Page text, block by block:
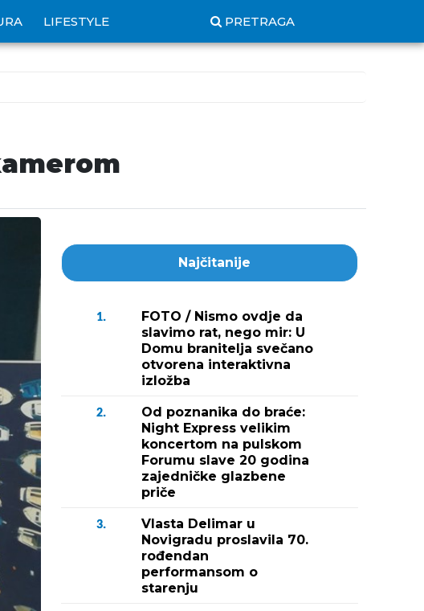
LIFESTYLE PRETRAGA
Najčitanije
1.
FOTO / Nismo ovdje da
slavimo rat, nego mir: U
Domu branitelja svečano
otvorena interaktivna
izložba
2.
Od poznanika do braće:
Night Express velikim
koncertom na pulskom
Forumu slave 20 godina
zajedničke glazbene
priče
3.
Vlasta Delimar u
Novigradu proslavila 70.
rođendan
performansom o
starenju